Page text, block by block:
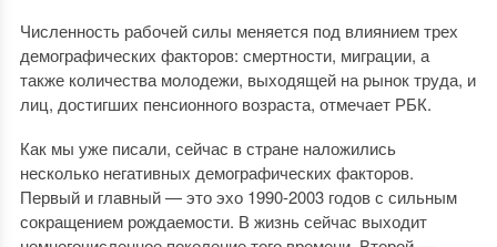
Численность рабочей силы меняется под влиянием трех
демографических факторов: смертности, миграции, а
также количества молодежи, выходящей на рынок труда, и
лиц, достигших пенсионного возраста, отмечает РБК.
Как мы уже писали, сейчас в стране наложились
несколько негативных демографических факторов.
Первый и главный — это эхо 1990-2003 годов с сильным
сокращением рождаемости. В жизнь сейчас выходит